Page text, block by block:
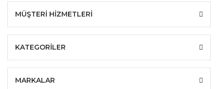
MÜŞTERİ HİZMETLERİ
KATEGORİLER
MARKALAR